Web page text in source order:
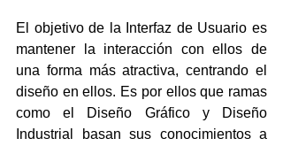
El objetivo de la Interfaz de Usuario es
mantener la interacción con ellos de
una forma más atractiva, centrando el
diseño en ellos. Es por ellos que ramas
como el Diseño Gráfico y Diseño
Industrial basan sus conocimientos a